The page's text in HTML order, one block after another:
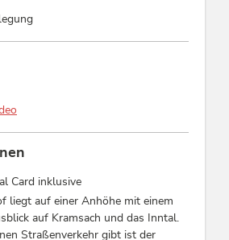
Card inklusive
liegt auf einer Anhöhe mit einem
auf Kramsach und das Inntal.
Straßenverkehr gibt ist der